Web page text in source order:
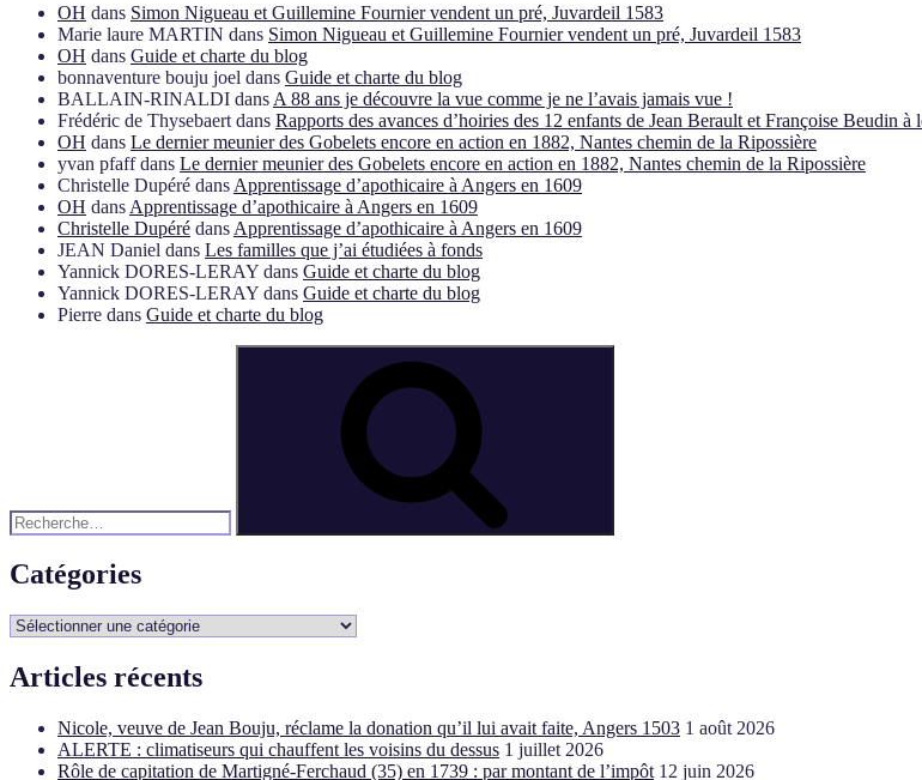
OH dans Simon Nigueau et Guillemine Fournier vendent un pré, Juvardeil 1583
Marie laure MARTIN dans Simon Nigueau et Guillemine Fournier vendent un pré, Juvardeil 1583
OH dans Guide et charte du blog
bonnaventure bouju joel dans Guide et charte du blog
BALLAIN-RINALDI dans A 88 ans je découvre la vue comme je ne l’avais jamais vue !
Frédéric de Thysebaert dans Rapports des avances d’hoiries des 12 enfants de Jean Berault et Françoise Beudin
OH dans Le dernier meunier des Gobelets encore en action en 1882, Nantes chemin de la Ripossière
yvan pfaffdans Le dernier meunier des Gobelets encore en action en 1882, Nantes chemin de la Ripossière
Christelle Dupéré dans Apprentissage d’apothicaire à Angers en 1609
OH dans Apprentissage d’apothicaire à Angers en 1609
Christelle Dupéré dans Apprentissage d’apothicaire à Angers en 1609
JEAN Daniel dans Les familles que j’ai étudiées à fonds
Yannick DORES-LERAY dans Guide et charte du blog
Yannick DORES-LERAY dans Guide et charte du blog
Pierre dans Guide et charte du blog
Catégories
Catégories
Articles récents
Nicole, veuve de Jean Bouju, réclame la donation qu’il lui avait faite, Angers 1503 1 août 2026
ALERTE : climatiseurs qui chauffent les voisins du dessus 1 juillet 2026
Rôle de capitation de Martigné-Ferchaud (35) en 1739 : par montant de l’impôt 12 juin 2026